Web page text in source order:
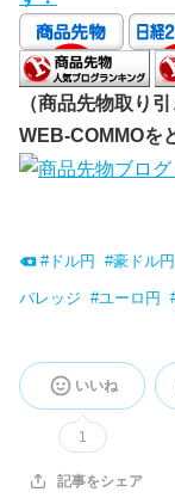
（商品先物取り
WEB-COMMOを
#ドル円 #豪ドル円
バレッジ #ユーロ円
いいね
1
記事をシェア